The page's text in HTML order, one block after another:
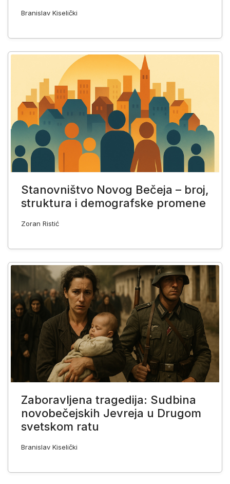
Branislav Kiselički
Stanovništvo Novog Bečeja – broj,
struktura i demografske promene
Zoran Ristić
Zaboravljena tragedija: Sudbina
novobečejskih Jevreja u Drugom
svetskom ratu
Branislav Kiselički